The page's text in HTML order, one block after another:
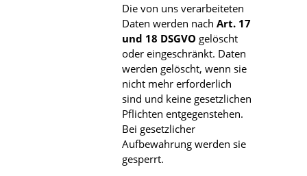
Die von uns verarbeiteten
Daten werden nach Art. 17
und 18 DSGVO gelöscht
oder eingeschränkt. Daten
werden gelöscht, wenn sie
nicht mehr erforderlich
sind und keine gesetzlichen
Pflichten entgegenstehen.
Bei gesetzlicher
Aufbewahrung werden sie
gesperrt.